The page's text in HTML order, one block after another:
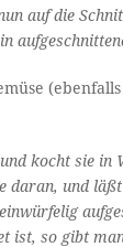
auf die
kocht sie
und
ist, so gibt